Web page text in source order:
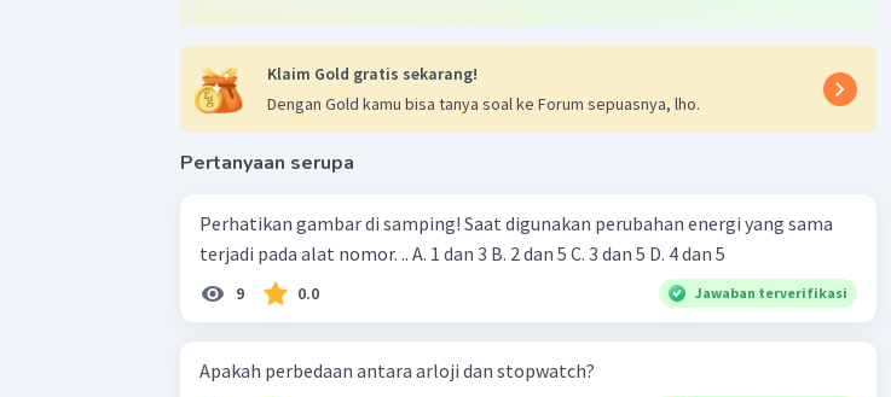
Klaim Gold gratis sekarang!
Dengan Gold kamu bisa tanya soal ke Forum sepuasnya, lho.
Pertanyaan serupa
Perhatikan gambar di samping! Saat digunakan perubahan energi yang sama
terjadi pada alat nomor. .. A. 1 dan 3 B. 2 dan 5 C. 3 dan 5 D. 4 dan 5
9 0.0 Jawaban terverifikasi
Apakah perbedaan antara arloji dan stopwatch?